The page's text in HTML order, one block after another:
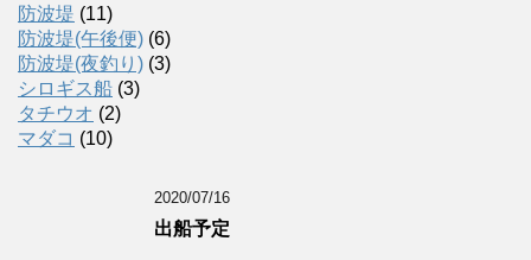
防波堤 (11)
防波堤(午後便) (6)
防波堤(夜釣り) (3)
シロギス船 (3)
タチウオ (2)
マダコ (10)
2020/07/16
出船予定